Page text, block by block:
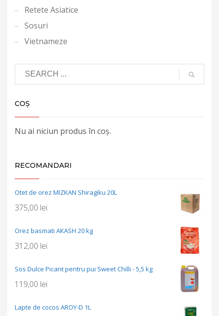
Retete Asiatice
Sosuri
Vietnameze
COȘ
Nu ai niciun produs în coș.
RECOMANDARI
Otet de orez MIZKAN Shiragiku 20L
375,00 lei
Orez basmati AKASH 20 kg
312,00 lei
Sos Dulce Picant pentru pui Sweet Chilli - 5,5 kg
119,00 lei
Lapte de cocos AROY-D 1L